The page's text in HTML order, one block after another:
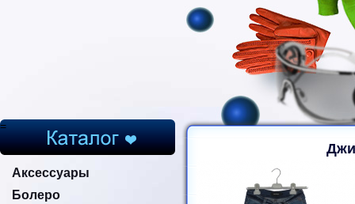
=
Аксессуары
Болеро